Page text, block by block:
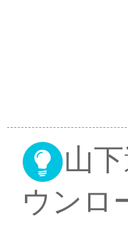
山
ウンロ